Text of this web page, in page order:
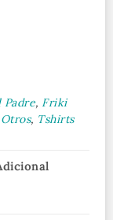
Padre, Friki
, Tshirts